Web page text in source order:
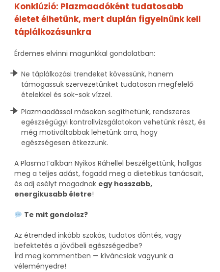
Konklúzió: Plazmaadóként tudatosabb
életet élhetünk, mert duplán figyelnünk kell
táplálkozásunkra
Érdemes elvinni magunkkal gondolatban:
Ne táplálkozási trendeket kövessünk, hanem
támogassuk szervezetünket tudatosan megfelelő
ételekkel és sok-sok vízzel.
Plazmaadással másokon segíthetünk, rendszeres
egészségügyi kontrollvizsgálatokon vehetünk részt, és
még motiváltabbak lehetünk arra, hogy
egészségesen étkezzünk.
A PlasmaTalkban Nyikos Ráhellel beszélgettünk, hallgas
meg a teljes adást, fogadd meg a dietetikus tanácsait,
és adj esélyt magadnak egy hosszabb,
energikusabb életre!
Te mit gondolsz?
Az étrended inkább szokás, tudatos döntés, vagy
befektetés a jövőbeli egészségedbe?
Írd meg kommentben — kíváncsiak vagyunk a
véleményedre!